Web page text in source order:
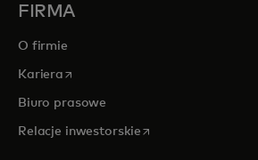
FIRMA
O firmie
Kariera opens in a new tab
Biuro prasowe
Relacje inwestorskie opens in a new tab